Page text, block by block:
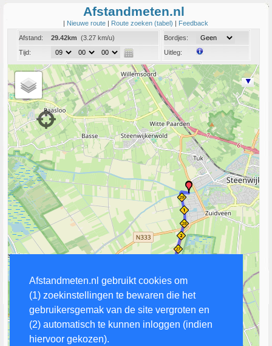
Afstandmeten.nl gebruikt cookies om
(1) zoekinstellingen te bewaren die het
gebruikersgemak van de site vergroten en
(2) automatisch te kunnen inloggen (indien
hiervoor gekozen).
Afstandmeten.nl
| Nieuwe route | Route zoeken (tabel) | Feedback
Afstand:
29.42km (3.27 km/u)
Tijd:
Bordjes:
Uitleg:
Coord:
Info:Link naar deze route